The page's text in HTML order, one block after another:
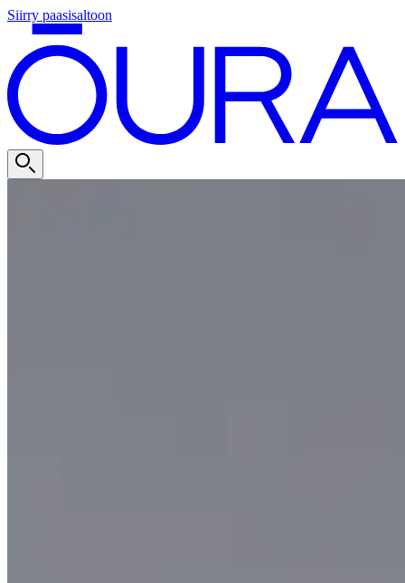
Siirry paasisaltoon